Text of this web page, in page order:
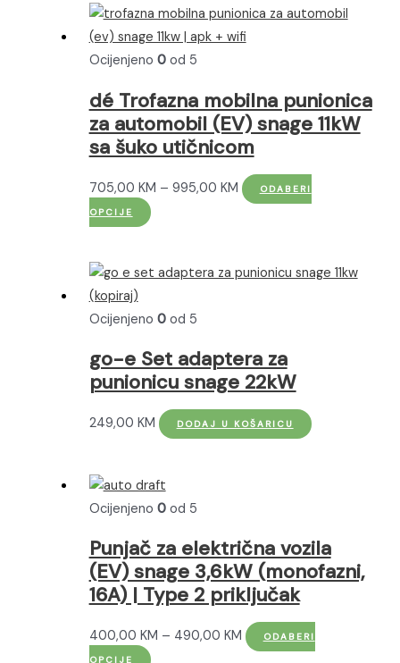
Ocijenjeno 0od 5
dé Trofazna mobilna punionica
za automobil (EV) snage 11kW
sa šuko utičnicom
705,00 KM – 995,00 KMRaspon
do
ODABERI
OPCIJE
Ovaj
više
Opcije
se
mogu
odabrati
na
stranici
Ocijenjeno 0od 5
go-e Set adaptera za
punionicu snage 22kW
249,00 KM DODAJ U KOŠARICU
Ocijenjeno 0od 5
Punjač za električna vozila
(EV) snage 3,6kW (monofazni,
16A) | Type 2 priključak
400,00 KM – 490,00 KMRasponODABERI
OPCIJE
Ovaj